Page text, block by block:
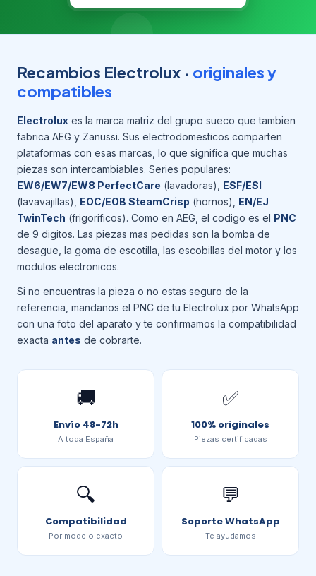
Recambios Electrolux · originales y
compatibles
Electrolux es la marca matriz del grupo sueco que tambien
fabrica AEG y Zanussi. Sus electrodomesticos comparten
plataformas con esas marcas, lo que significa que muchas
piezas son intercambiables. Series populares:
EW6/EW7/EW8 PerfectCare (lavadoras), ESF/ESI
(lavavajillas), EOC/EOB SteamCrisp (hornos), EN/EJ
TwinTech (frigorificos). Como en AEG, el codigo es el PNC
de 9 digitos. Las piezas mas pedidas son la bomba de
desague, la goma de escotilla, las escobillas del motor y los
modulos electronicos.
Si no encuentras la pieza o no estas seguro de la
referencia, mandanos el PNC de tu Electrolux por WhatsApp
con una foto del aparato y te confirmamos la compatibilidad
exacta antes de cobrarte.
🚚
Envío 48-72h
A toda España
✅
100% originales
Piezas certificadas
🔍
Compatibilidad
Por modelo exacto
💬
Soporte WhatsApp
Te ayudamos